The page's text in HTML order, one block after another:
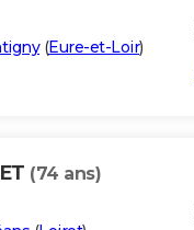
(Eure-et-Loir)
(74 ans)